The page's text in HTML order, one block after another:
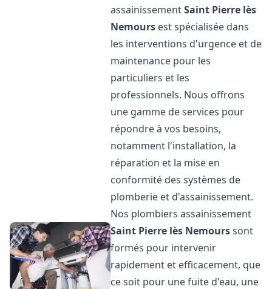
assainissementSaint Pierre lès
Nemours est spécialisée dans
les interventions d'urgence et de
maintenance pour les
particuliers et les
professionnels. Nous offrons
une gamme de services pour
répondre à vos besoins,
notamment l'installation, la
réparation et la mise en
conformité des systèmes de
plomberie et d'assainissement.
Nos plombiers assainissement
Saint Pierre lès Nemourssont
formés pour intervenir
rapidement et efficacement, que
ce soit pour une fuite d'eau, une